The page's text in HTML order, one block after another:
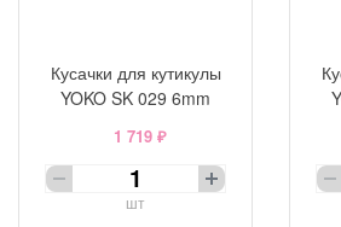
Кусачки для кутикулы
YOKO SK 029 6mm
1 719 ₽
шт